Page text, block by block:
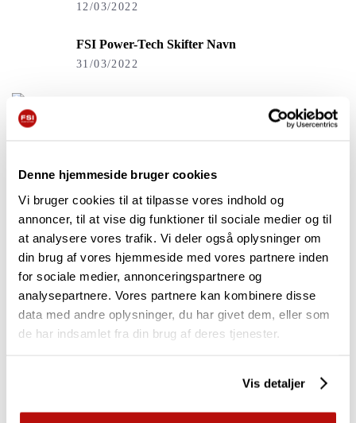
Denne hjemmeside bruger cookies
Vi bruger cookies til at tilpasse vores indhold og
annoncer, til at vise dig funktioner til sociale medier og til
at analysere vores trafik. Vi deler også oplysninger om
din brug af vores hjemmeside med vores partnere inden
for sociale medier, annonceringspartnere og
analysepartnere. Vores partnere kan kombinere disse
data med andre oplysninger, du har givet dem, eller som
de har indsamlet fra din brug af deres tjenester.
Vis detaljer
12/03/2022
FSI Power-Tech Skifter Navn
31/03/2022
FSI B31 Har Fået En Flyvende Start
Tags
FSI B20 FSI B31-980
FSI B31-980 REMOTE FSI D30
KUNDECASE